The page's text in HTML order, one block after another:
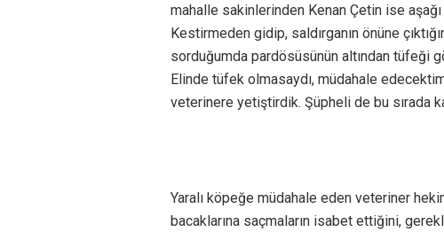
mahalle sakinlerinden Kenan Çetin ise
Kestirmeden gidip, saldırganın önüne
sorduğumda pardösüsünün altından tüfeği
Elinde tüfek olmasaydı, müdahale
veterinere yetiştirdik. Şüpheli de bu sırada
Yaralı köpeğe müdahale eden veteriner
bacaklarına saçmaların isabet ettiğini,